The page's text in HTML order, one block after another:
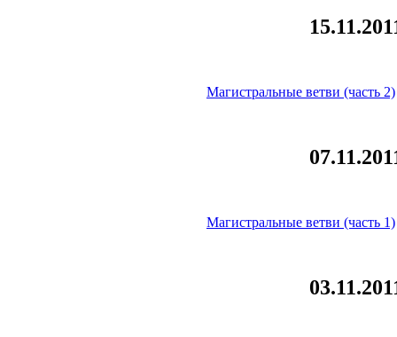
Магистральные ветви (часть 2)
Магистральные ветви (часть 1)